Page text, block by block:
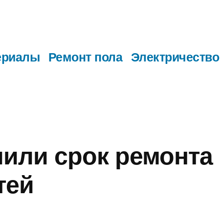
Ремонт пола Электричество
срок ремонта